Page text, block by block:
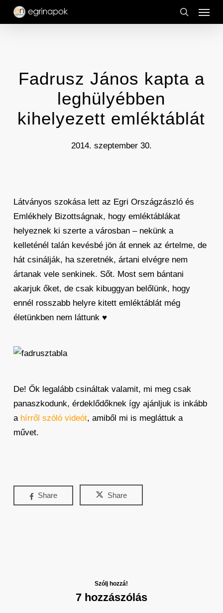
Skip
search
Menu
Fadrusz János kapta a
leghülyébben
kihelyezett emléktáblát
2014. szeptember 30.
Látványos szokása lett az Egri Országzászló és
Emlékhely Bizottságnak, hogy emléktáblákat
helyeznek ki szerte a városban – nekünk a
kelleténél talán kevésbé jön át ennek az értelme, de
hát csinálják, ha szeretnék, ártani elvégre nem
ártanak vele senkinek. Sőt. Most sem bántani
akarjuk őket, de csak kibuggyan belőlünk, hogy
ennél rosszabb helyre kitett emléktáblát még
életünkben nem láttunk ♥
De! Ők legalább csináltak valamit, mi meg csak
panaszkodunk, érdeklődőknek így ajánljuk is inkább
a hírről szóló videót, amiből mi is megláttuk a
művet.
Share Share
Szólj hozzá!
7 hozzászólás